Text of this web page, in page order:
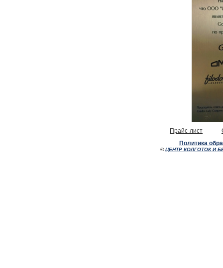
Прайс-лист
Политика
©ЦЕНТР КОЛГОТОК И